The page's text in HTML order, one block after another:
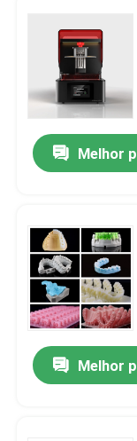
Melhor
Melhor